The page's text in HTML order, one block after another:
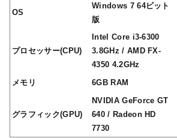
OS
Windows 7 64ビット
版
プロセッサー(CPU)
Intel Core i3-6300
3.8GHz / AMD FX-
4350 4.2GHz
メモリ 6GB RAM
グラフィック(GPU)
NVIDIA GeForce GT
640 / Radeon HD
7730